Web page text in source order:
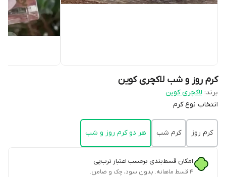
کرم روز و شب لاکچری کوین
برند: لاکچری کوین
انتخاب نوع کرم
کرم روز کرم شب هر دو کرم روز و شب
امکان قسط‌بندی برحسب اعتبار ترب‌پی
۴ قسط ماهانه. بدون سود، چک و ضامن.